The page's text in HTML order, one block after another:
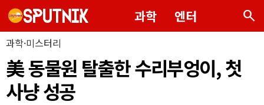
과학 엔터 search
과학·미스터리
美 동물원 탈출한 수리부엉이, 첫
사냥 성공